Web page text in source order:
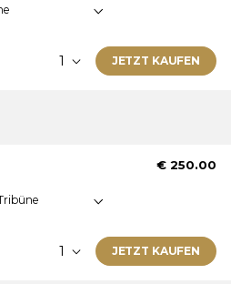
JETZT KAUFEN
unterhalb der Ticketliste.
am: Freitag · Samstag ·
€ 250.00
JETZT KAUFEN